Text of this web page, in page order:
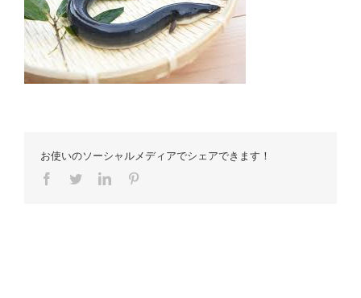
お使いのソーシャルメディアでシェアできます！
Facebook
TwitterLinkedIn